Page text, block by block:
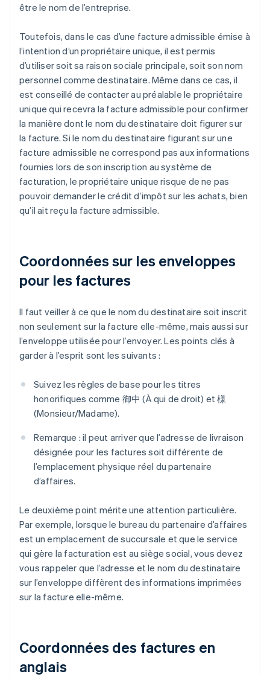
être le nom de l’entreprise.
Toutefois, dans le cas d’une facture admissible émise à
l’intention d’un propriétaire unique, il est permis
d’utiliser soit sa raison sociale principale, soit son nom
personnel comme destinataire. Même dans ce cas, il
est conseillé de contacter au préalable le propriétaire
unique qui recevra la facture admissible pour confirmer
la manière dont le nom du destinataire doit figurer sur
la facture. Si le nom du destinataire figurant sur une
facture admissible ne correspond pas aux informations
fournies lors de son inscription au système de
facturation, le propriétaire unique risque de ne pas
pouvoir demander le crédit d’impôt sur les achats, bien
qu’il ait reçu la facture admissible.
Coordonnées sur les enveloppes
pour les factures
Il faut veiller à ce que le nom du destinataire soit inscrit
non seulement sur la facture elle-même, mais aussi sur
l’enveloppe utilisée pour l’envoyer. Les points clés à
garder à l’esprit sont les suivants :
Suivez les règles de base pour les titres
honorifiques comme 御中 (À qui de droit) et 様
(Monsieur/Madame).
Remarque : il peut arriver que l’adresse de livraison
désignée pour les factures soit différente de
l’emplacement physique réel du partenaire
d’affaires.
Le deuxième point mérite une attention particulière.
Par exemple, lorsque le bureau du partenaire d’affaires
est un emplacement de succursale et que le service
qui gère la facturation est au siège social, vous devez
vous rappeler que l’adresse et le nom du destinataire
sur l’enveloppe diffèrent des informations imprimées
sur la facture elle-même.
Coordonnées des factures en
anglais